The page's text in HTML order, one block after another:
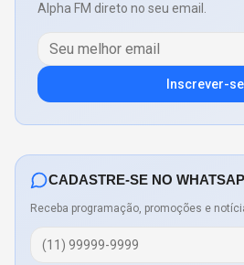
Alpha FM direto no seu email.
Inscrever-se
CADASTRE-SE NO
Receba programação, promoções e